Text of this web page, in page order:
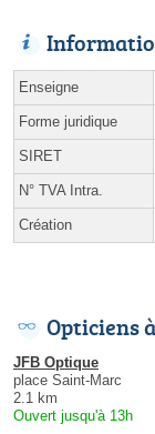
Enseigne
Forme juridique
SIRET
N° TVA Intra.
Création
Opticiens
JFB Optique
place Saint-Marc
2.1 km
Ouvert jusqu'à 13h